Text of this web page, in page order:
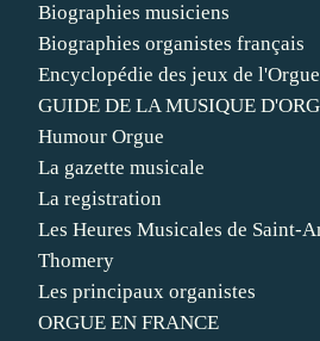
Biographies musiciens
Biographies organistes français
Encyclopédie des jeux de l'Orgue
GUIDE DE LA MUSIQUE
Humour Orgue
La gazette musicale
La registration
Les Heures Musicales de Saint-
Thomery
Les principaux organistes
ORGUE EN FRANCE